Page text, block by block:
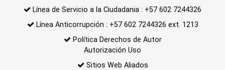
Línea de Servicio a la Ciudadania : +57 602 7244326
Línea Anticorrupción : +57 602 7244326 ext. 1213
Política Derechos de Autor
Autorización Uso
Sitios Web Aliados